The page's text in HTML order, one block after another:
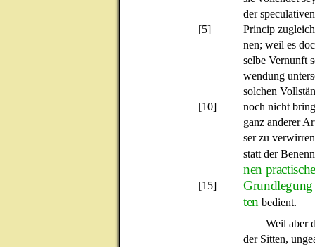
der
[5]
Princip
nen; weil es
selbe Vernunft
wendung
solchen
[10]
noch nicht
ganz anderer
ser zu
statt der
nen
[15]
ten bedient.
Weil aber
der Sitten,